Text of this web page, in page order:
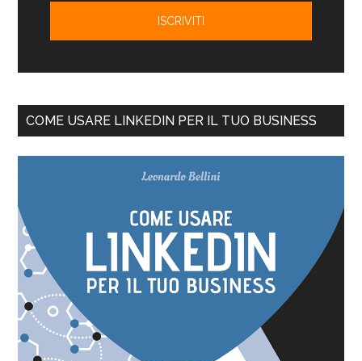
COME USARE LINKEDIN PER IL TUO BUSINESS